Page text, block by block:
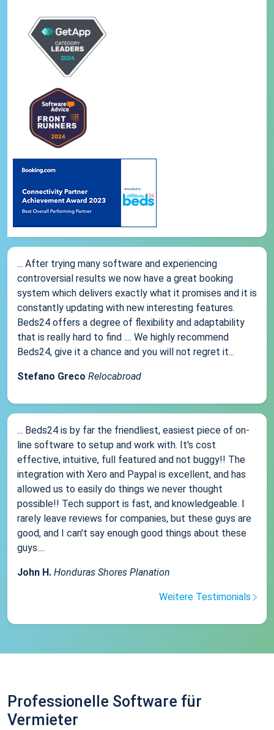
... After trying many software and experiencing
controversial results we now have a great booking
system which delivers exactly what it promises and it is
constantly updating with new interesting features.
Beds24 offers a degree of flexibility and adaptability
that is really hard to find .... We highly recommend
Beds24, give it a chance and you will not regret it...
Stefano Greco Relocabroad
... Beds24 is by far the friendliest, easiest piece of on-
line software to setup and work with. It's cost
effective, intuitive, full featured and not buggy!! The
integration with Xero and Paypal is excellent, and has
allowed us to easily do things we never thought
possible!! Tech support is fast, and knowledgeable. I
rarely leave reviews for companies, but these guys are
good, and I can't say enough good things about these
guys....
John H. Honduras Shores Planation
Weitere Testimonials
Professionelle Software für
Vermieter